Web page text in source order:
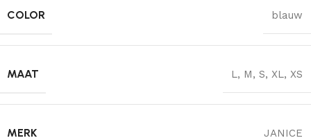
COLOR
blauw
MAAT L, M, S, XL, XS
MERK JANICE